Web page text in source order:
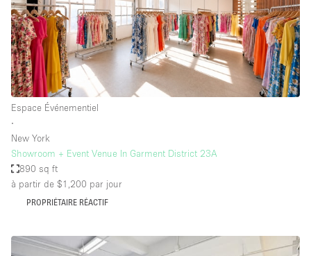
Espace Événementiel
∙
New York
Showroom + Event Venue In Garment District 23A
890 sq ft
à partir de $1,200 par jour
PROPRIÉTAIRE RÉACTIF